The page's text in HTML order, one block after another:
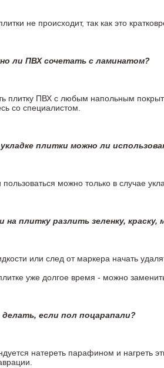
не происходит, так как это
ли ПВХ сочетать с ламинатом?
плитку ПВХ с любым напольным
со специалистом.
плитки можно ли
можно только в случае
на плитку разлить зеленку,
или след от маркера начать
уже долгое время - можно
если пол поцарапали?
натереть парафином и нагреть